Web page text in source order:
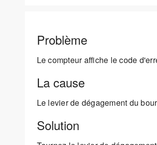
Problème
Le compteur affiche le code
La cause
Le levier de dégagement du
Solution